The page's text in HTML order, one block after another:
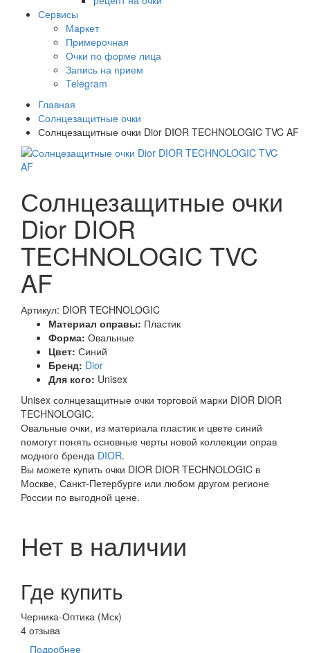
Сервисы
Маркет
Примерочная
Очки по форме лица
Запись на прием
Telegram
Главная
Солнцезащитные очки
Солнцезащитные очки Dior DIOR TECHNOLOGIC TVC AF
Солнцезащитные очки
Dior DIOR
TECHNOLOGIC TVC
AF
Артикул: DIOR TECHNOLOGIC
Материал оправы: Пластик
Форма: Овальные
Цвет: Синий
Бренд: Dior
Для кого: Unisex
Unisex солнцезащитные очки торговой марки DIOR DIOR
TECHNOLOGIC.
Овальные очки, из материала пластик и цвете синий
помогут понять основные черты новой коллекции оправ
модного бренда DIOR.
Вы можете купить очки DIOR DIOR TECHNOLOGIC в
Москве, Санкт-Петербурге или любом другом регионе
России по выгодной цене.
Нет в наличии
Где купить
Черника-Оптика (Мск)
4 отзыва
Подробнее